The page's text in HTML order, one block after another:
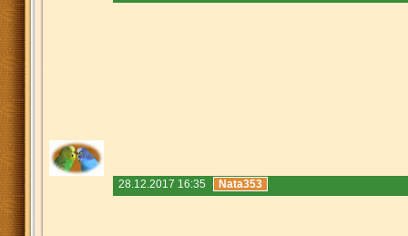
28.12.2017 16:35 Nata353